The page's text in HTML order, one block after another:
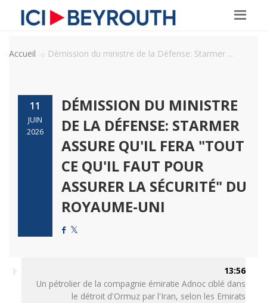
Accueil Démission du ministre de la Défense: Starmer ...
11
JUIN
2026
DÉMISSION DU MINISTRE
DE LA DÉFENSE: STARMER
ASSURE QU'IL FERA "TOUT
CE QU'IL FAUT POUR
ASSURER LA SÉCURITÉ" DU
ROYAUME-UNI
13:56
Un pétrolier de la compagnie émiratie Adnoc ciblé dans
le détroit d'Ormuz par l'Iran, selon les Emirats